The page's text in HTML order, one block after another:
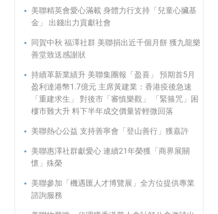
美聯精英會愛心滿載 身體力行支持「兒童心臟基
金」 出錢出力貢獻社會
同賀中秋 福澤社群 美聯捐出近千個月餅 獲九龍樂
善堂致送感謝狀
持續革新業績升 美聯集團報「盈喜」 預期首5月
盈利達港幣1.7億元 主席黃建業：香港疫後急速
「重建求生」 對後市「審慎樂觀」 「緊箍咒」困
樓市難大升 料下半年成交價量皆輕微回落
美聯熱心公益 支持善寧會「登山善行」獲嘉許
美聯惠澤社群獻愛心 連續21年榮獲「商界展關
懷」殊榮
美聯參加「機遇匯人才博覽展」全方位提供專業
諮詢服務